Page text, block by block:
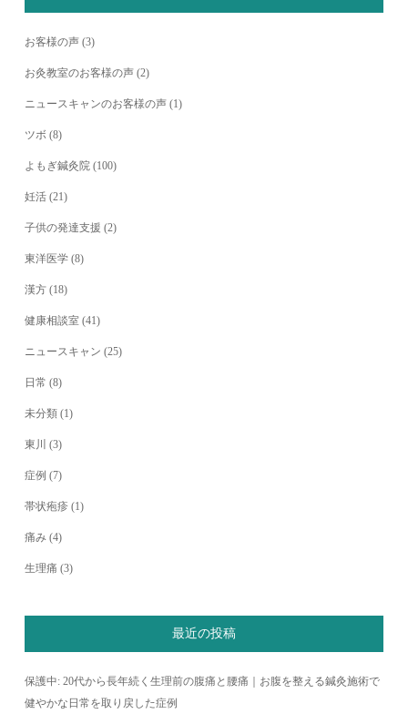
お客様の声 (3)
お灸教室のお客様の声 (2)
ニュースキャンのお客様の声 (1)
ツボ (8)
よもぎ鍼灸院 (100)
妊活 (21)
子供の発達支援 (2)
東洋医学 (8)
漢方 (18)
健康相談室 (41)
ニュースキャン (25)
日常 (8)
未分類 (1)
東川 (3)
症例 (7)
帯状疱疹 (1)
痛み (4)
生理痛 (3)
最近の投稿
保護中: 20代から長年続く生理前の腹痛と腰痛｜お腹を整える鍼灸施術で
健やかな日常を取り戻した症例